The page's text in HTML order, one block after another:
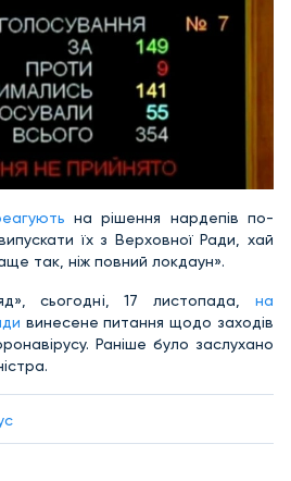
на рішення нардепів по-
їх з Верховної Ради, хай
так, ніж повний локдаун».
сьогодні, 17 листопада, на
винесене питання щодо заходів
Раніше було заслухано